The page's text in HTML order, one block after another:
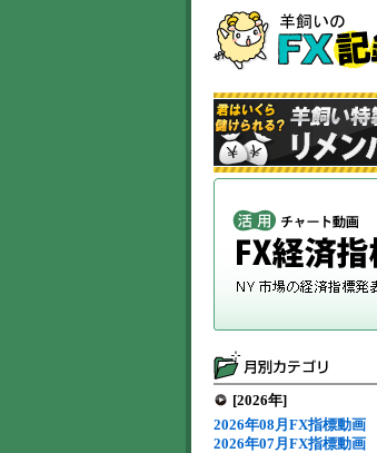
[2026年]
2026年08月FX指標動画
2026年07月FX指標動画